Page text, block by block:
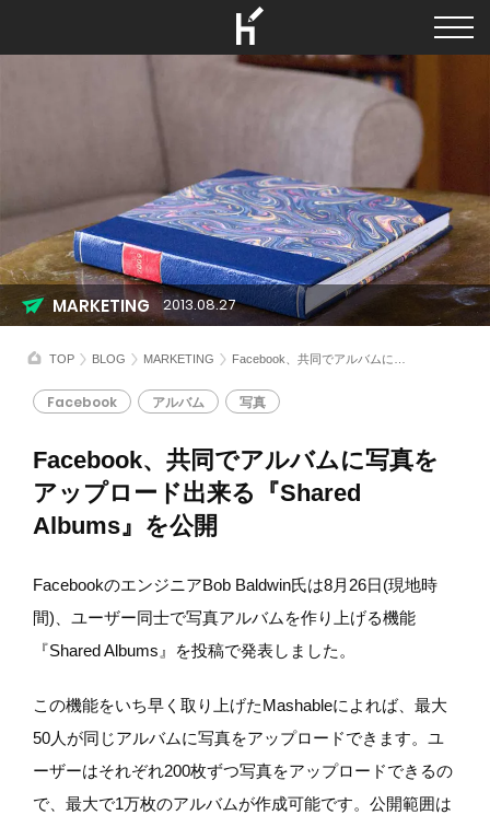
TOP BLOG MARKETING Facebook、共同でアルバムに写真をアップロード出来る『Shared Albums』を公開
Facebook、共同でアルバムに写真を
アップロード出来る『Shared
Albums』を公開
Facebook アルバム 写真
MARKETING 2013.08.27
FacebookのエンジニアBob Baldwin氏は8月26日(現地時
間)、ユーザー同士で写真アルバムを作り上げる機能
『Shared Albums』を投稿で発表しました。
この機能をいち早く取り上げたMashableによれば、最大
50人が同じアルバムに写真をアップロードできます。ユ
ーザーはそれぞれ200枚ずつ写真をアップロードできるの
で、最大で1万枚のアルバムが作成可能です。公開範囲は